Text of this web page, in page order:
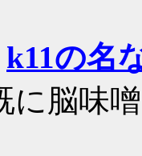
k11の名
に脳味